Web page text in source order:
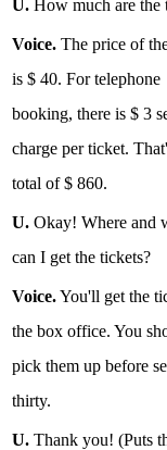
U. How much are the
Voice. The price of
is $ 40. For telephone
booking, there is $ 3
charge per ticket.
total of $ 860.
U. Okay! Where and
can I get the tickets?
Voice.You'll get the
the box office. You
pick them up before
thirty.
U. Thank you! (Puts